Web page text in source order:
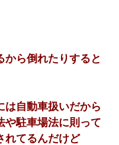
から倒れたりすると
は自動車扱いだから
や駐車場法に則って
れてるんだけど